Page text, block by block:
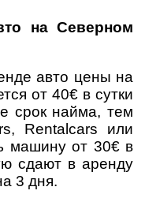
на Северном
авто цены на
от 40€ в сутки
срок найма, тем
Rentalcars или
машину от 30€ в
сдают в аренду
3 дня.